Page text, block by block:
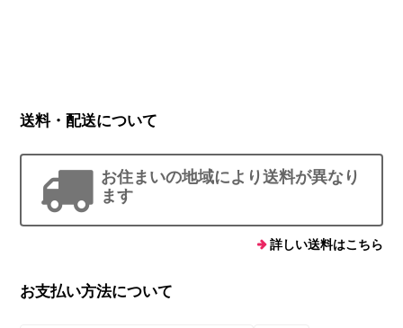
送料・配送について
お住まいの地域により送料が異なり
ます
詳しい送料はこちら
お支払い方法について